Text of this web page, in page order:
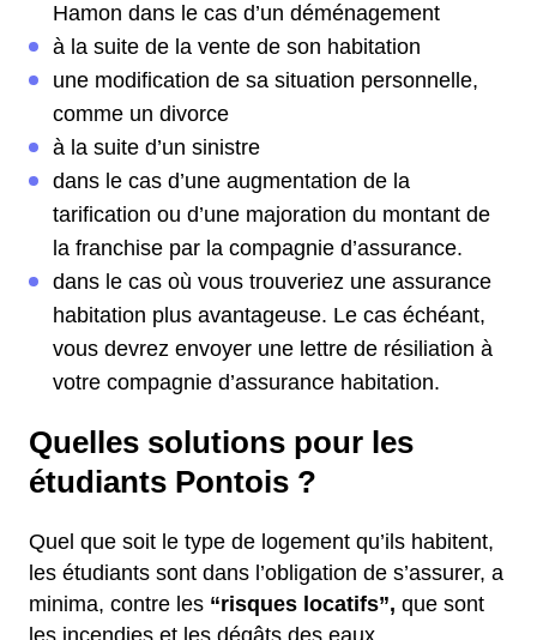
Hamon dans le cas d’un déménagement
à la suite de la vente de son habitation
une modification de sa situation personnelle,
comme un divorce
à la suite d’un sinistre
dans le cas d’une augmentation de la
tarification ou d’une majoration du montant de
la franchise par la compagnie d’assurance.
dans le cas où vous trouveriez une assurance
habitation plus avantageuse. Le cas échéant,
vous devrez envoyer une lettre de résiliation à
votre compagnie d’assurance habitation.
Quelles solutions pour les
étudiants Pontois ?
Quel que soit le type de logement qu’ils habitent,
les étudiants sont dans l’obligation de s’assurer, a
minima, contre les “risques locatifs”, que sont
les incendies et les dégâts des eaux.